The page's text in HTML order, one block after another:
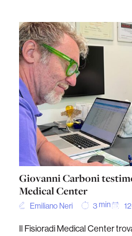
Giovanni Carboni
Medical Center
Emiliano Neri 3 min
Il Fisioradi Medical Center